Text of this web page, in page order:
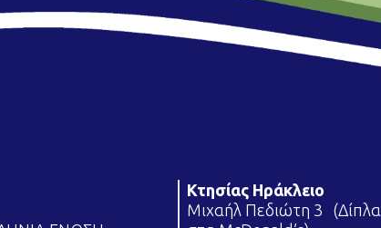
Κτησίας Ηράκλειο
Μιχαήλ Πεδιώτη 3 (Δίπλα